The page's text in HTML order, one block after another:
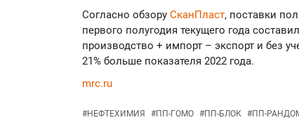
Согласно обзору СканПласт, поставки
первого полугодия текущего года
производство + импорт – экспорт и без
21% больше показателя 2022 года.
mrc.ru
#НЕФТЕХИМИЯ #ПП-ГОМО #ПП-БЛОК #ПП-